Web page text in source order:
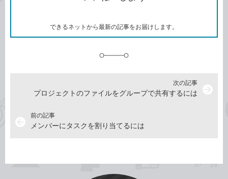
ク
できるネットから最新の記事をお届けします。
前の記事
メンバーにタスクを割り当てるには
次の記事
プロジェクトのファイルをグループで共有するには